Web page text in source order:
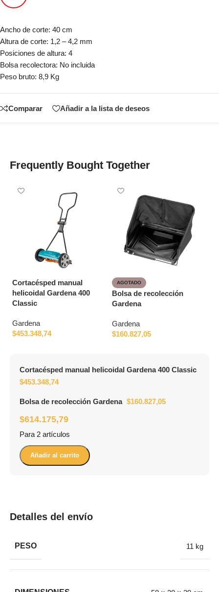
Ancho de corte: 40 cm
Altura de corte: 1,2 – 4,2 mm
Posiciones de altura: 4
Bolsa recolectora: No incluida
Peso bruto: 8,9 Kg
Comparar Añadir a la lista de deseos
Frequently Bought Together
Cortacésped manual
helicoidal Gardena 400
Classic
Gardena
$453.348,74
AGOTADO
Bolsa de recolección
Gardena
Gardena
$160.827,05
Cortacésped manual helicoidal Gardena 400 Classic
$453.348,74
Bolsa de recolección Gardena $160.827,05
$614.175,79
Para 2 artículos
Añadir al carrito
Detalles del envío
PESO 11 kg